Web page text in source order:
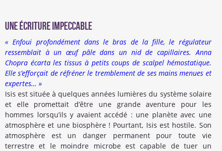
Une écriture impeccable
« Enfoui profondément dans le bras de la fille, le régulateur
ressemblait à un œuf pâle dans un nid de capillaires. Anna
Chopra écarta les tissus à petits coups de scalpel hémostatique.
Elle s’efforçait de réfréner le tremblement de ses mains menues et
expertes… »
Isis est située à quelques années lumières du système solaire
et elle promettait d’être une grande aventure pour les
hommes lorsqu’ils y avaient accédé : une planète avec une
atmosphère et une biosphère ! Pourtant, Isis est hostile. Son
atmosphère est un danger permanent pour toute vie
terrestre et le moindre microbe est capable de tuer un